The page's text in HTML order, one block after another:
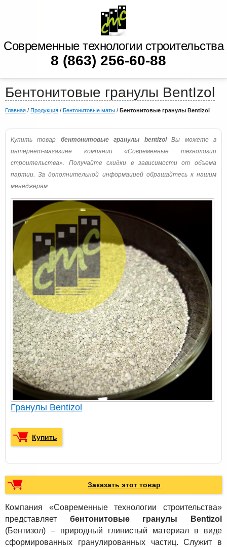
Современные технологии строительства
8 (863) 256-60-88
Бентонитовые гранулы BentIzol
Главная / Продукция / Бентонитовые маты / Бентонитовые гранулы BentIzol
Купить товар бентонитовые гранулы bentizolВы можете в
интернет-магазине компании «Современные технологии
строительства». Получайте скидки в зависимости от объема
партии. За дополнительной информацией обращайтесь к нашим
менеджерам.
Гранулы Bentizol
Купить
Заказать этот товар
Компания «Современные технологии строительства»
представляет бентонитовые гранулы Bentizol
(Бентизол) – природный глинистый материал в виде
сформированных гранулированных частиц. Служит в